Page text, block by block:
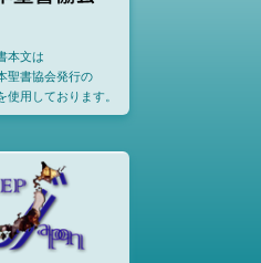
本文は
聖書協会発行の
使用しております。